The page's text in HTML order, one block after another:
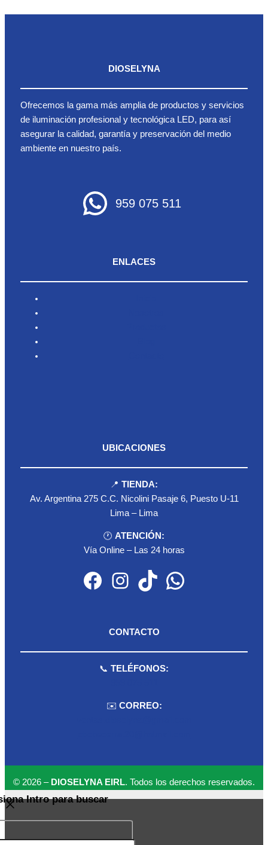
DIOSELYNA
Ofrecemos la gama más amplia de productos y servicios
de iluminación profesional y tecnológica LED, para así
asegurar la calidad, garantía y preservación del medio
ambiente en nuestro país.
959 075 511
ENLACES
UBICACIONES
📍 TIENDA:
Av. Argentina 275 C.C. Nicolini Pasaje 6, Puesto U-11
Lima – Lima
🕐 ATENCIÓN:
Vía Online – Las 24 horas
Facebook Instagram TikTok WhatsApp
CONTACTO
📞 TELÉFONOS:
✉️ CORREO:
© 2026 – DIOSELYNA EIRL. Todos los derechos reservados.
Intro para buscar